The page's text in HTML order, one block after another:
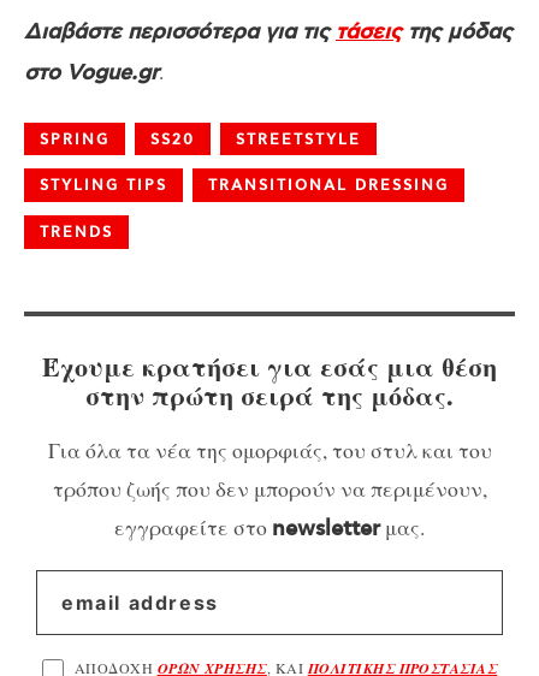
Διαβάστε περισσότερα για τις τάσειςτης μόδας
στο Vogue.gr.
SPRING SS20 STREETSTYLE
STYLING TIPS TRANSITIONAL DRESSING
TRENDS
Έχουμε κρατήσει για εσάς μια θέση
στην πρώτη σειρά της μόδας.
Για όλα τα νέα της ομορφιάς, του στυλ και του
τρόπου ζωής που δεν μπορούν να περιμένουν,
εγγραφείτε στο newsletterμας.
ΑΠΟΔΟΧΗ ΟΡΩΝ ΧΡΗΣΗΣ, ΚΑΙΠΟΛΙΤΙΚΗΣ ΠΡΟΣΤΑΣΙΑΣ